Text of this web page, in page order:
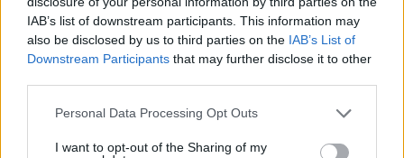
IAB’s list of downstream participants. This information may
also be disclosed by us to third parties on the IAB’s List of
Downstream Participants that may further disclose it to other
Please note that this website/app uses one or more Google
not limited to your visit or usage behaviour. You may click to
Personal Data Processing Opt Outs
I want to opt-out of the Sharing of my